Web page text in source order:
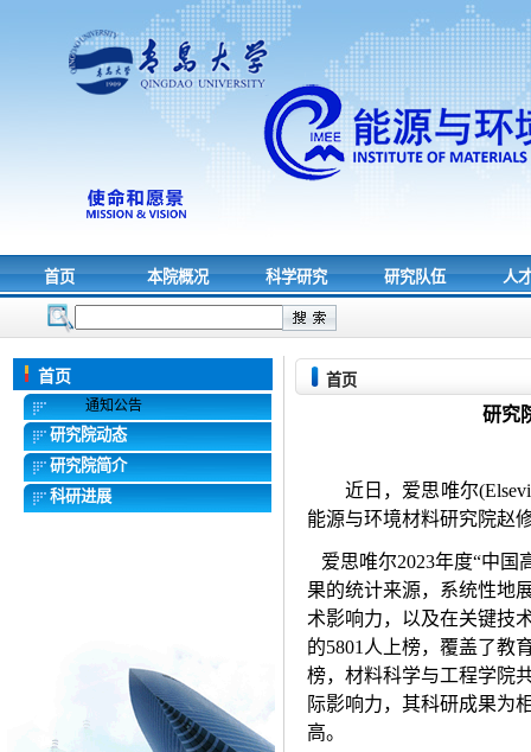
首页 本院概况 科学研究 研究队伍 人
首页
通知公告
研究院动态
研究院简介
科研进展
首页
研究
近日，爱思唯尔
能源与环境材料研究院赵
爱思唯尔2023年度“中国
果的统计来源，系统性地
术影响力，以及在关键技
的5801人上榜，覆盖了教
榜，材料科学与工程学院
际影响力，其科研成果为
高。